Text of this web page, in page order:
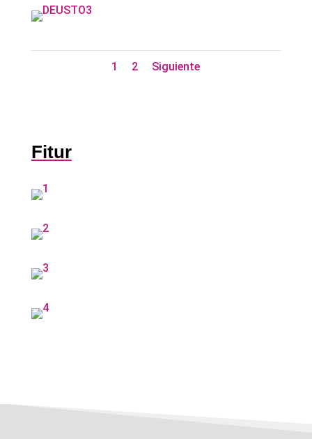
1 2 Siguiente
Fitur